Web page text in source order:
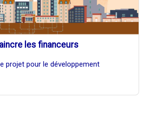
les financeurs
projet pour le développement